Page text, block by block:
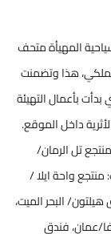
المهيأة متحف
هذا وتضمنت
بأعمال التهيئة
داخل الموقع.
تل الرمان/
واحة ايلا /
البحر الميت،
عمان، فندق